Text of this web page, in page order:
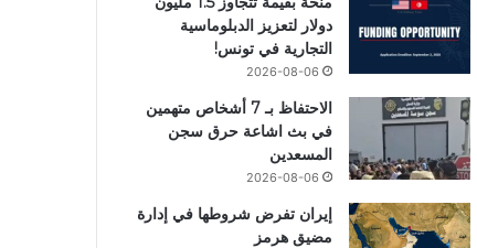
دولار لتعزيز الدبلوماسية
التجارية في تونس!
2026-08-06
الاحتفاظ بـ 7 أشخاص متهمين
في بث اشاعة حرق سجن
المسعدين
2026-08-06
إيران تفرض شروطها في إدارة
مضيق هرمز